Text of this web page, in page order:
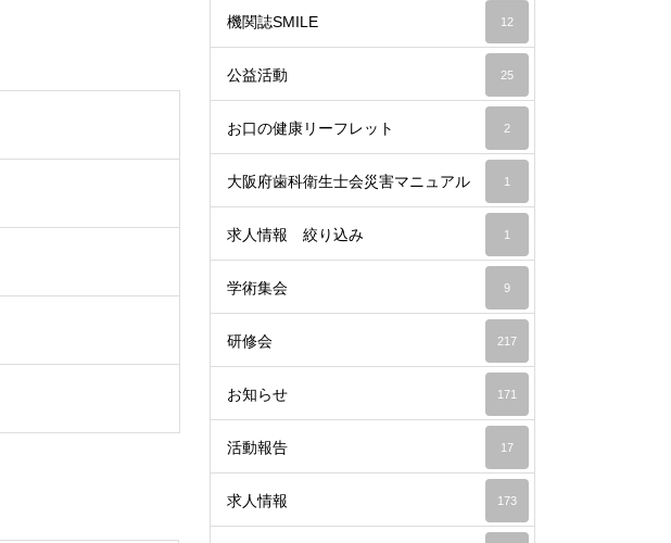
機関誌SMILE 12
公益活動 25
お口の健康リーフレット 2
大阪府歯科衛生士会災害マニュアル 1
求人情報 絞り込み 1
学術集会 9
研修会 217
お知らせ 171
活動報告 17
求人情報 173